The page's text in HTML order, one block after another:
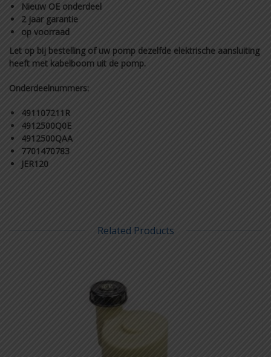
Nieuw OE onderdeel
2 jaar garantie
op voorraad
Let op bij bestelling of uw pomp dezelfde elektrische aansluiting
heeft met kabelboom uit de pomp.
Onderdeelnummers:
491107211R
4912500Q0E
4912500QAA
7701470783
JER120
Related Products